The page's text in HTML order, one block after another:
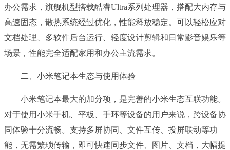
办公需求，旗舰机型搭载酷睿Ultra系列处理器，搭配大内存与
高速固态，散热系统经过优化，性能释放稳定。可以轻松应对
文档处理、多软件后台运行、轻度设计剪辑和日常影音娱乐等
场景，性能完全适配家用和办公主流需求。
二、小米笔记本生态与使用体验
小米笔记本最大的加分项，是完善的小米生态互联功能。
对于使用小米手机、平板、手环等设备的用户来说，跨设备协
同体验十分流畅。支持多屏协同、文件互传、投屏联动等功
能，无需繁琐传输，即可快速同步文件、图片、文档，大幅提